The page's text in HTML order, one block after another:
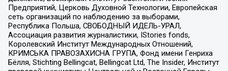
Предприятий, Церковь Духовной Технологии, Европейская
сеть организаций по наблюдению за выборами,
Республика Польша, СВОБОДНЫЙ ИДЕЛЬ-УРАЛ,
Ассоциация развития журналистики, IStories fonds,
Королевский Институт Международных Отношений,
КРИМСЬКА ПРАВОЗАХИСНА ГРУПА, Фонд имени Генриха
Бёлля, Stichting Bellingcat, Bellingcat Ltd, The Insider, Институт